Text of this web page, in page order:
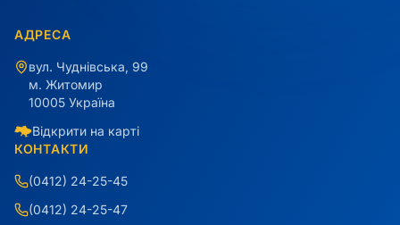
АДРЕСА
вул. Чуднівська, 99
м. Житомир
10005 Україна
Відкрити на карті
КОНТАКТИ
(0412) 24-25-45
(0412) 24-25-47